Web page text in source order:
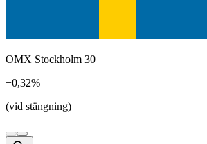
OMX Stockholm 30
−0,32%
(vid stängning)